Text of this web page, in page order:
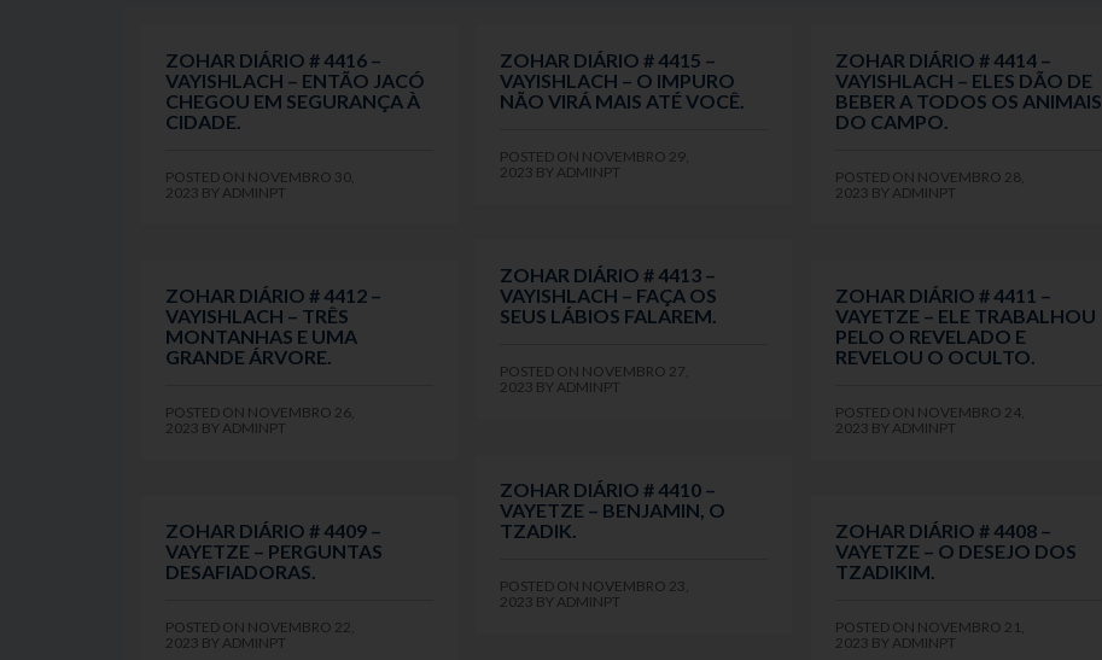
ZOHAR DIÁRIO # 4416 –
VAYISHLACH – ENTÃO JACÓ
CHEGOU EM SEGURANÇA À
CIDADE.
POSTED ON NOVEMBRO 30,
2023 BY ADMINPT
ZOHAR DIÁRIO # 4415 –
VAYISHLACH – O IMPURO
NÃO VIRÁ MAIS ATÉ VOCÊ.
POSTED ON NOVEMBRO 29,
2023 BY ADMINPT
ZOHAR DIÁRIO # 4414 –
VAYISHLACH – ELES DÃO DE
BEBER A TODOS OS ANIMAIS
DO CAMPO.
POSTED ON NOVEMBRO 28,
2023 BY ADMINPT
ZOHAR DIÁRIO # 4413 –
VAYISHLACH – FAÇA OS
SEUS LÁBIOS FALAREM.
POSTED ON NOVEMBRO 27,
2023 BY ADMINPT
ZOHAR DIÁRIO # 4412 –
VAYISHLACH – TRÊS
MONTANHAS E UMA
GRANDE ÁRVORE.
POSTED ON NOVEMBRO 26,
2023 BY ADMINPT
ZOHAR DIÁRIO # 4411 –
VAYETZE – ELE TRABALHOU
PELO O REVELADO E
REVELOU O OCULTO.
POSTED ON NOVEMBRO 24,
2023 BY ADMINPT
ZOHAR DIÁRIO # 4410 –
VAYETZE – BENJAMIN, O
TZADIK.
POSTED ON NOVEMBRO 23,
2023 BY ADMINPT
ZOHAR DIÁRIO # 4409 –
VAYETZE – PERGUNTAS
DESAFIADORAS.
POSTED ON NOVEMBRO 22,
2023 BY ADMINPT
ZOHAR DIÁRIO # 4408 –
VAYETZE – O DESEJO DOS
TZADIKIM.
POSTED ON NOVEMBRO 21,
2023 BY ADMINPT